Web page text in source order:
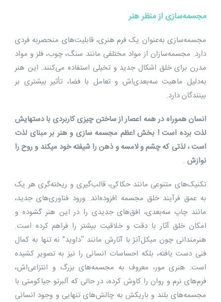
مجسمه‌سازی از منظر هنر
مجسمه‌سازی به‌عنوان یک فرم هنری، قابلیت‌های منحصربه فردی
دارد. مجسمه‌سازان از مواد مختلفی مانند سنگ، چوب، فلز و مواد
مدرن برای خلق اشکال جدید و تخیلی استفاده می‌کنند. این هنر
به‌دلیل ماهیت سه‌بعدی‌اش و تعامل با فضا، تأثیر بیشتری بر
بینندگان دارد.
انسان هموراه در همه اعصار از ساختن چیزی کاربردی با دستهایش
لذت برده است ! بخش اعظم مجسمه سازی و هنر بر مبنای لذت
است ، لذتی که چشم و لامسه و ذهن را شیفته خود میکند و روح را
نوازش .
تکنیک‌های متنوعی مانند حکاکی، قالب‌گیری و ریخته‌گری هر یک
به عمق فرآیند خلق مجسمه افزوده‌اند. ورود فناوری‌های جدید،
مانند چاپ سه‌بعدی، افق‌های جدیدی را در این هنر گشوده و
امکان خلق آثار با دقت و خلاقیت بیشتر را فراهم کرده است.
هنرمندانی چون میکل‌آنژ با آثارش مانند “داوید” نه تنها به کمال
فنی دست یافته، بلکه احساسات انسانی را نیز به تصویر کشیده
است. هنری مور، معروف به مجسمه‌های بزرگ و انتزاعی‌اش،
فرم‌های نرم و روان را کاوش کرده، در حالی که آلبرتو جیاکومتی با
مجسمه‌های بلند و باریکش به چالش‌های تنهایی و وجود انسانی